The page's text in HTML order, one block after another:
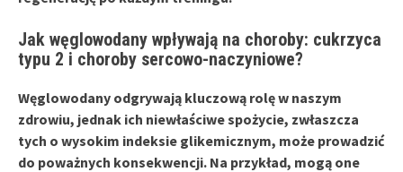
Jak węglowodany wpływają na choroby: cukrzyca
typu 2 i choroby sercowo-naczyniowe?
Węglowodany odgrywają kluczową rolę w naszym
zdrowiu, jednak ich niewłaściwe spożycie, zwłaszcza
tych o wysokim indeksie glikemicznym, może prowadzić
do poważnych konsekwencji. Na przykład, mogą one